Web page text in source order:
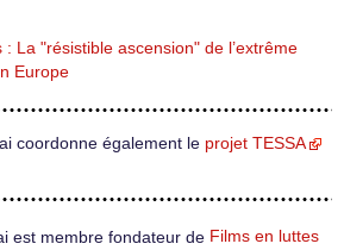
: La "résistible ascension" de l’extrême
Europe
coordonne également le projet TESSA
est membre fondateur de Films en luttes